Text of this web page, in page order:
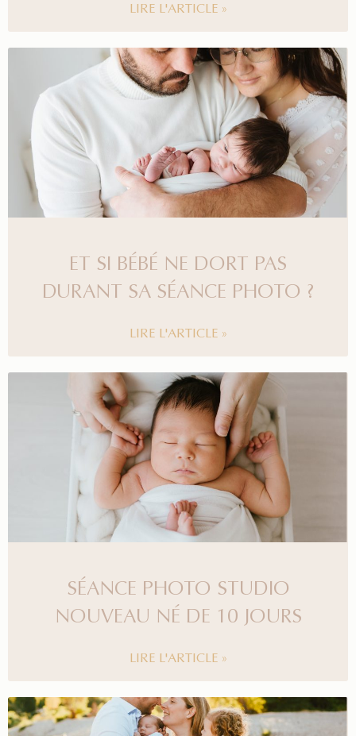
LIRE L'ARTICLE »
ET SI BÉBÉ NE DORT PAS
DURANT SA SÉANCE PHOTO ?
LIRE L'ARTICLE »
SÉANCE PHOTO STUDIO
NOUVEAU NÉ DE 10 JOURS
LIRE L'ARTICLE »